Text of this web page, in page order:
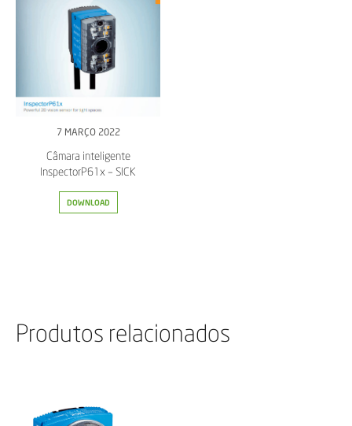
7 MARÇO 2022
Câmara inteligente
InspectorP61x – SICK
DOWNLOAD
Produtos relacionados